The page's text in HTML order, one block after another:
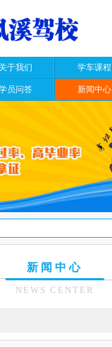
关于我们 学车课程
员问答 新闻中心
新闻中心
NEWS CENTER